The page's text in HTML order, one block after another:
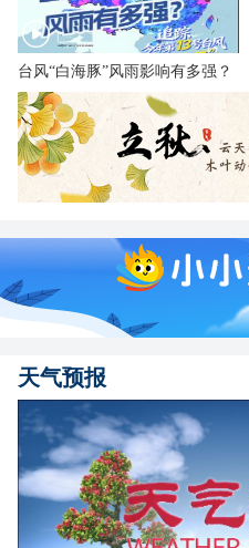
台风“白海豚”风雨影响有多强？
天气预报